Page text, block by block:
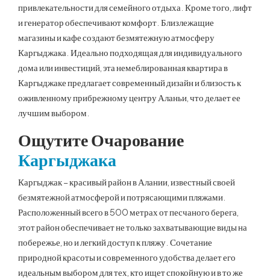
привлекательности для семейного отдыха. Кроме того, лифт
и генератор обеспечивают комфорт. Близлежащие
магазины и кафе создают безмятежную атмосферу
Каргыджака. Идеально подходящая для индивидуального
дома или инвестиций, эта немеблированная квартира в
Каргыджаке предлагает современный дизайн и близость к
оживленному прибрежному центру Аланьи, что делает ее
лучшим выбором.
Ощутите Очарование
Каргыджака
Каргыджак – красивый район в Алании, известный своей
безмятежной атмосферой и потрясающими пляжами.
Расположенный всего в 500 метрах от песчаного берега,
этот район обеспечивает не только захватывающие виды на
побережье, но и легкий доступ к пляжу. Сочетание
природной красоты и современного удобства делает его
идеальным выбором для тех, кто ищет спокойную и в то же